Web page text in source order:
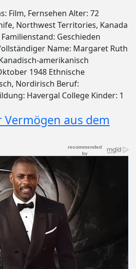
Film, Fernsehen Alter: 72
Northwest Territories, Kanada
Geschieden
Name: Margaret Ruth
amerikanisch
1948 Ethnische
Nordirisch Beruf:
Havergal College Kinder: 1
aus dem